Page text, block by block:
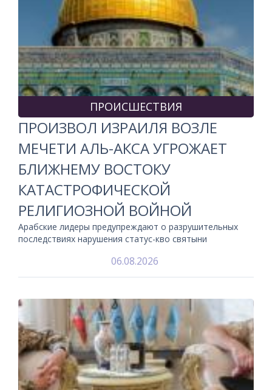
ПРОИСШЕСТВИЯ
ПРОИЗВОЛ ИЗРАИЛЯ ВОЗЛЕ
МЕЧЕТИ АЛЬ-АКСА УГРОЖАЕТ
БЛИЖНЕМУ ВОСТОКУ
КАТАСТРОФИЧЕСКОЙ
РЕЛИГИОЗНОЙ ВОЙНОЙ
Арабские лидеры предупреждают о разрушительных
последствиях нарушения статус-кво святыни
06.08.2026